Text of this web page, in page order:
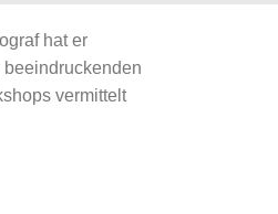
hat er
vermittelt